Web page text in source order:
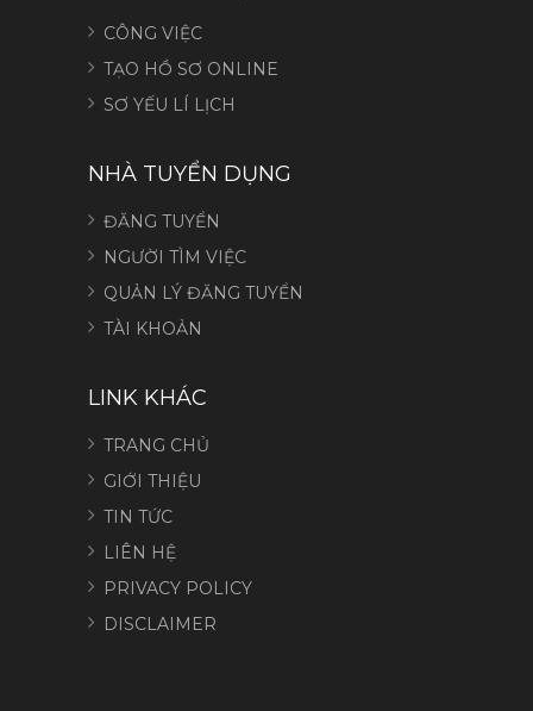
CÔNG VIỆC
TẠO HỒ SƠ ONLINE
SƠ YẾU LÍ LỊCH
NHÀ TUYỂN DỤNG
ĐĂNG TUYỂN
NGƯỜI TÌM VIỆC
QUẢN LÝ ĐĂNG TUYỂN
TÀI KHOẢN
LINK KHÁC
TRANG CHỦ
GIỚI THIỆU
TIN TỨC
LIÊN HỆ
PRIVACY POLICY
DISCLAIMER